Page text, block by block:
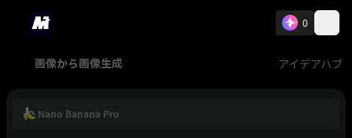
0
画像から画像生成 アイデアハブ
Nano Banana Pro